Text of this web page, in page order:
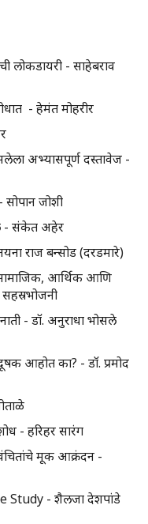
लोकडायरी - साहेबराव
- हेमंत मोहरीर
अभ्यासपूर्ण दस्तावेज -
जोशी
- संकेत अहेर
राज बन्सोड (दरडमारे)
सामाजिक, आर्थिक आणि
- डॉ. अनुराधा भोसले
आहोत का? - डॉ. प्रमोद
- हरिहर सारंग
मूक आक्रंदन -
Study - शैलजा देशपांडे